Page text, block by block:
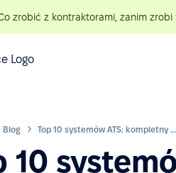
zrobić z kontraktorami, zanim zrobi
Blog Top 10 systemów ATS: kompletny przewodnik dla rekruterów
10